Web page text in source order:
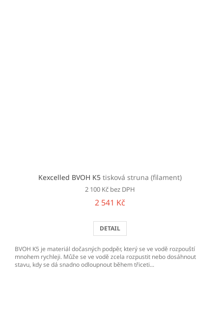
Kexcelled BVOH K5 tisková struna (filament)
2 100 Kč bez DPH
2 541 Kč
DETAIL
BVOH K5 je materiál dočasných podpěr, který se ve vodě rozpouští
mnohem rychleji. Může se ve vodě zcela rozpustit nebo dosáhnout
stavu, kdy se dá snadno odloupnout během třiceti...